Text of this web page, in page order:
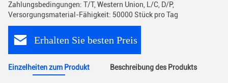
Zahlungsbedingungen: T/T, Western Union, L/C, D/P,
Versorgungsmaterial-Fähigkeit: 50000 Stück pro Tag
Erhalten Sie besten Preis
Einzelheiten zum Produkt Beschreibung des Produkts